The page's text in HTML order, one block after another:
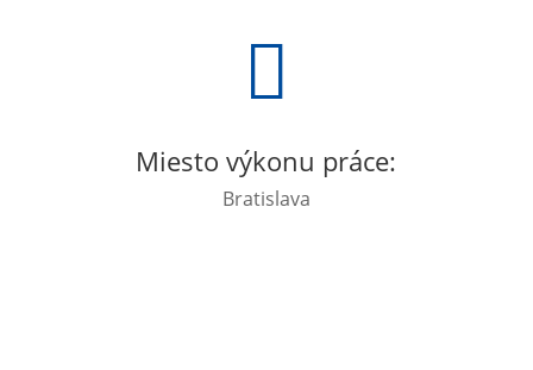

Miesto výkonu práce:
Bratislava